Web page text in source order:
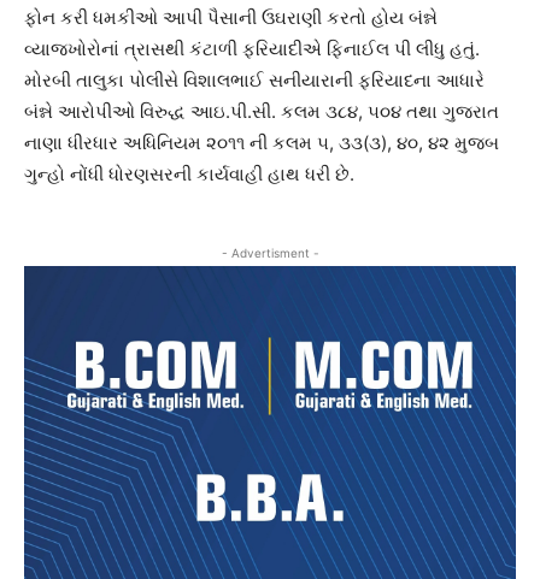
ફોન કરી ધમકીઓ આપી પૈસાની ઉઘરાણી કરતો હોય બંન્ને
વ્યાજખોરોનાં ત્રાસથી કંટાળી ફરિયાદીએ ફિનાઈલ પી લીધુ હતું.
મોરબી તાલુકા પોલીસે વિશાલભાઈ સનીયારાની ફરિયાદના આધારે
બંન્ને આરોપીઓ વિરુદ્ધ આઇ.પી.સી. કલમ ૩૮૪, ૫૦૪ તથા ગુજરાત
નાણા ધીરધાર અધિનિયમ ૨૦૧૧ ની કલમ ૫, ૩૩(૩), ૪૦, ૪૨ મુજબ
ગુન્હો નોંધી ધોરણસરની કાર્યવાહી હાથ ધરી છે.
- Advertisment -